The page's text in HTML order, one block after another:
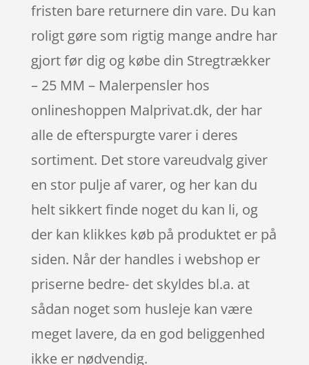
fristen bare returnere din vare. Du kan
roligt gøre som rigtig mange andre har
gjort før dig og købe din Stregtrækker
– 25 MM – Malerpensler hos
onlineshoppen Malprivat.dk, der har
alle de efterspurgte varer i deres
sortiment. Det store vareudvalg giver
en stor pulje af varer, og her kan du
helt sikkert finde noget du kan li, og
der kan klikkes køb på produktet er på
siden. Når der handles i webshop er
priserne bedre- det skyldes bl.a. at
sådan noget som husleje kan være
meget lavere, da en god beliggenhed
ikke er nødvendig.